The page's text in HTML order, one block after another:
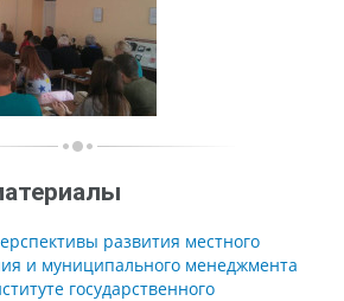
развития местного
и муниципального менеджмента
государственного